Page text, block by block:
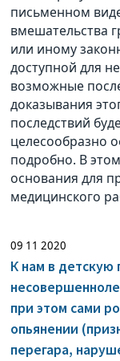
письменном
вмешательства
или иному
доступной для
возможные
доказывания
последствий
целесообразно
подробно. В
основания для
медицинского
09 11 2020
К нам в детскую
при этом сами
опьянении
перегара,